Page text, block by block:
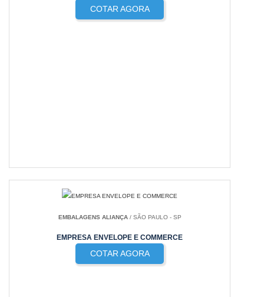
COTAR AGORA
EMBALAGENS ALIANÇA/ SÃO PAULO - SP
EMPRESA ENVELOPE E COMMERCE
COTAR AGORA